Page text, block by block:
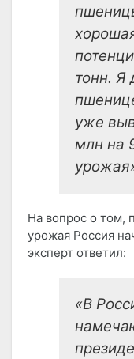
тонн. Я
уже
млн на
На вопрос о том,
урожая Россия
эксперт ответил:
«В